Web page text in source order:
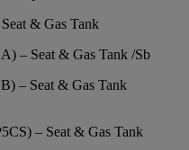
& Gas Tank
– Seat & Gas Tank /Sb
– Seat & Gas Tank
– Seat & Gas Tank